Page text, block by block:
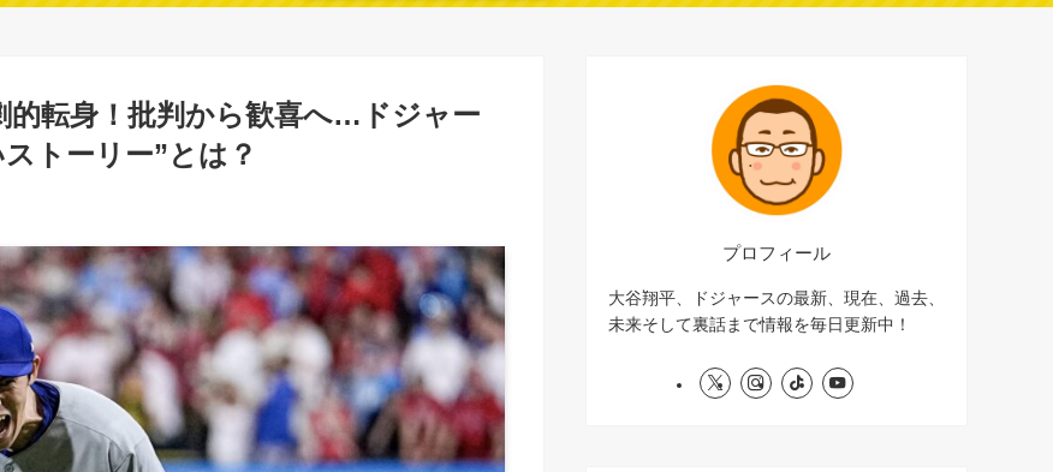
的転身！批判から歓喜へ…ドジャー
トーリー”とは？
プロフィール
大谷翔平、ドジャースの最新、現在、過去、
未来そして裏話まで情報を毎日更新中！